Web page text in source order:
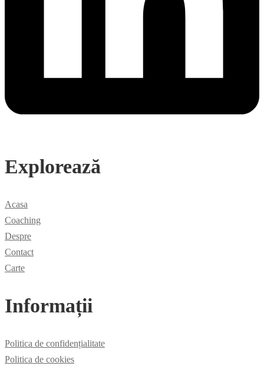
Explorează
Acasa
Coaching
Despre
Contact
Carte
Informații
Politica de confidențialitate
Politica de cookies